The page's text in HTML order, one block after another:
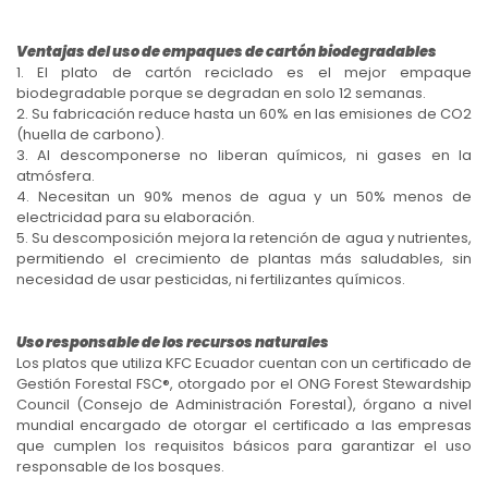
Ventajas del uso de empaques de cartón biodegradables
1. El plato de cartón reciclado es el mejor empaque
biodegradable porque se degradan en solo 12 semanas.
2. Su fabricación reduce hasta un 60% en las emisiones de CO2
(huella de carbono).
3. Al descomponerse no liberan químicos, ni gases en la
atmósfera.
4. Necesitan un 90% menos de agua y un 50% menos de
electricidad para su elaboración.
5. Su descomposición mejora la retención de agua y nutrientes,
permitiendo el crecimiento de plantas más saludables, sin
necesidad de usar pesticidas, ni fertilizantes químicos.
Uso responsable de los recursos naturales
Los platos que utiliza KFC Ecuador cuentan con un certificado de
Gestión Forestal FSC®, otorgado por el ONG Forest Stewardship
Council (Consejo de Administración Forestal), órgano a nivel
mundial encargado de otorgar el certificado a las empresas
que cumplen los requisitos básicos para garantizar el uso
responsable de los bosques.